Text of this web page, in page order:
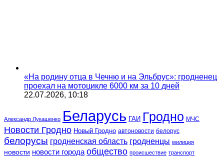
«На родину отца в Чечню и на Эльбрус»: гродненец
проехал на мотоцикле 6000 км за 10 дней
22.07.2026, 10:18
Александр Лукашенко Беларусь ГАИ Гродно МЧС
Новости Гродно Новый Гродно автоновости белорус
белорусы гродненская область гродненцы милиция
новости новости города общество происшествие транспорт